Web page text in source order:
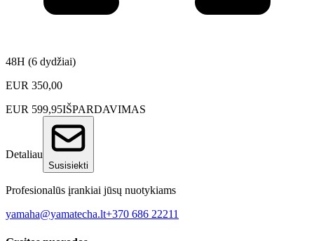
48H (6 dydžiai)
EUR 350,00
EUR 599,95IŠPARDAVIMAS
Detaliau
Susisiekti
Profesionalūs įrankiai jūsų nuotykiams
yamaha@yamatecha.lt+370 686 22211